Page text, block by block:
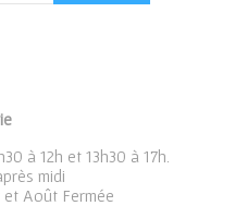
à 12h et 13h30 à 17h.
midi
et Août Fermée